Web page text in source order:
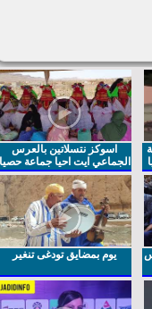
اسوكز نتسلاتين بالعرس
الجماعي ايت احيا جماعة حصيا
يوم بمضايق تودغى تنغير